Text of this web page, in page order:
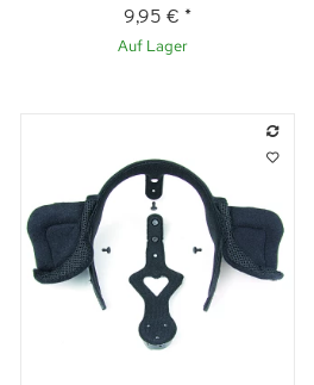
9,95 € *
Auf Lager